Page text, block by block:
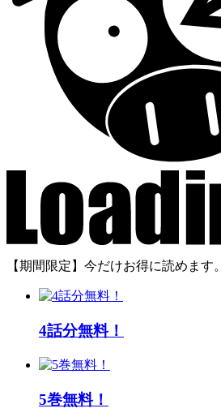
【期間限定】今だけお得に読めます。
4話分無料！
5巻無料！